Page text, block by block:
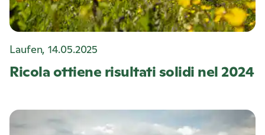
Ricolaottiene risultati solidi nel 2024
Laufen, 14.05.2025